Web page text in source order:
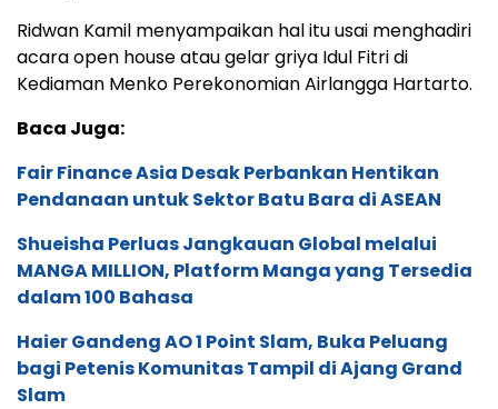
Ridwan Kamil menyampaikan hal itu usai menghadiri
acara open house atau gelar griya Idul Fitri di
Kediaman Menko Perekonomian Airlangga Hartarto.
Baca Juga:
Fair Finance Asia Desak Perbankan Hentikan
Pendanaan untuk Sektor Batu Bara di ASEAN
Shueisha Perluas Jangkauan Global melalui
MANGA MILLION, Platform Manga yang Tersedia
dalam 100 Bahasa
Haier Gandeng AO 1 Point Slam, Buka Peluang
bagi Petenis Komunitas Tampil di Ajang Grand
Slam